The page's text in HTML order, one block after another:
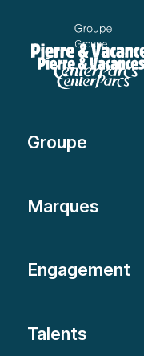
Groupe
Marques
Engagement
Talents